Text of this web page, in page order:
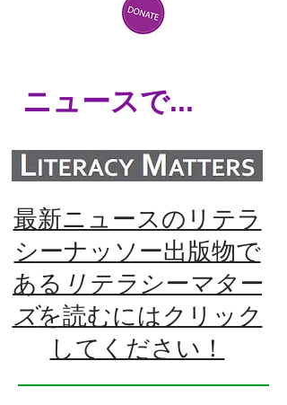
ニュースで...
最新ニュースのリテラ
シーナッソー出版物で
ある リテラシーマター
ズを読むにはクリック
してください！